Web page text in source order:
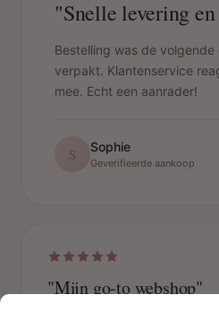
"Snelle levering
Bestelling was de
verpakt. Klantenservice
mee. Echt een aanrader!
S Sophie
Geverifieerde aankoop
"Mijn go-to webshop"